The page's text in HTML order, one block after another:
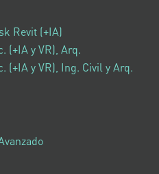
Revit (+IA)
(+IA y VR), Arq.
(+IA y VR), Ing. Civil y Arq.